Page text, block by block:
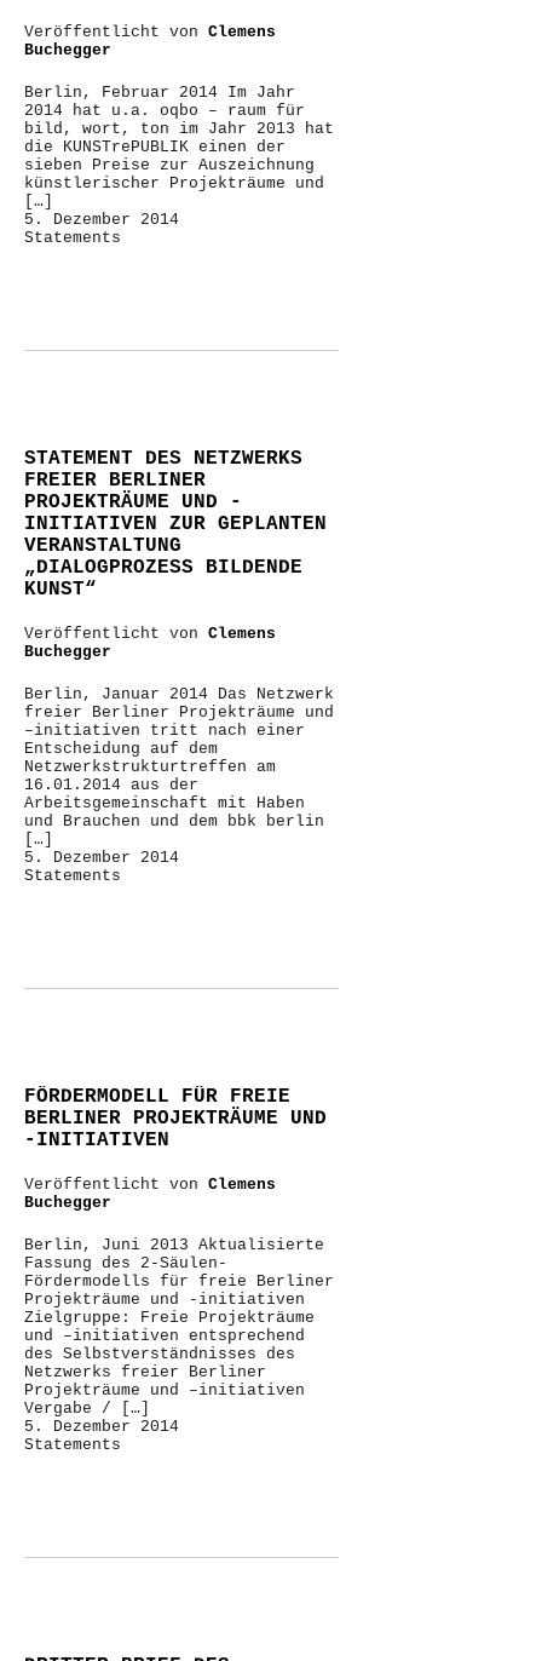
Veröffentlicht von Clemens
Buchegger
Berlin, Februar 2014 Im Jahr
2014 hat u.a. oqbo – raum für
bild, wort, ton im Jahr 2013 hat
die KUNSTrePUBLIK einen der
sieben Preise zur Auszeichnung
künstlerischer Projekträume und
[…]
5. Dezember 2014
Statements
STATEMENT DES NETZWERKS
FREIER BERLINER
PROJEKTRÄUME UND -
INITIATIVEN ZUR GEPLANTEN
VERANSTALTUNG
„DIALOGPROZESS BILDENDE
KUNST“
Veröffentlicht von Clemens
Buchegger
Berlin, Januar 2014 Das Netzwerk
freier Berliner Projekträume und
–initiativen tritt nach einer
Entscheidung auf dem
Netzwerkstrukturtreffen am
16.01.2014 aus der
Arbeitsgemeinschaft mit Haben
und Brauchen und dem bbk berlin
[…]
5. Dezember 2014
Statements
FÖRDERMODELL FÜR FREIE
BERLINER PROJEKTRÄUME UND
-INITIATIVEN
Veröffentlicht von Clemens
Buchegger
Berlin, Juni 2013 Aktualisierte
Fassung des 2-Säulen-
Fördermodells für freie Berliner
Projekträume und -initiativen
Zielgruppe: Freie Projekträume
und –initiativen entsprechend
des Selbstverständnisses des
Netzwerks freier Berliner
Projekträume und –initiativen
Vergabe / […]
5. Dezember 2014
Statements